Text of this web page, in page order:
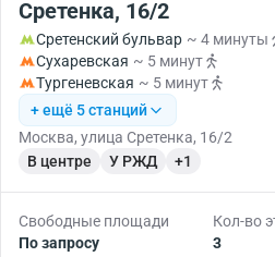
Сретенка, 16/2
Сретенский бульвар ~ 4 минуты
Сухаревская ~ 5 минут
Тургеневская ~ 5 минут
+ ещё 5 станций
Москва, улица Сретенка, 16/2
В центре
У РЖД +1
Свободные площади
По запросу
Кол-во
3